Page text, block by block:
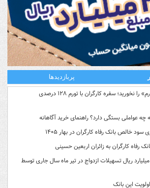
پربازدیدها
فریبِ «کاهش شتاب تورم» را نخورید؛ سفره کارگران با تورم ۱۲۸ درصدی
عواملی بستگی دارد؟ راهنمای خرید آگاهانه
رفاه کارگران به زائران اربعین حسینی
پرداخت بیش از ۱۲,۰۰۰ میلیارد ریال تسهیلات ازدواج در تیر ماه سال جاری توسط
این بانک